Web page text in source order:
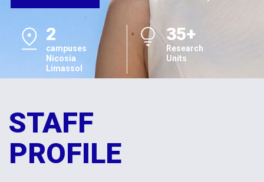
2
campuses
Nicosia
Limassol
35+
Research
Units
STAFF
PROFILE